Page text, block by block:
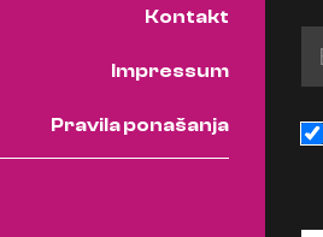
Kontakt
Impressum
Pravila ponašanja